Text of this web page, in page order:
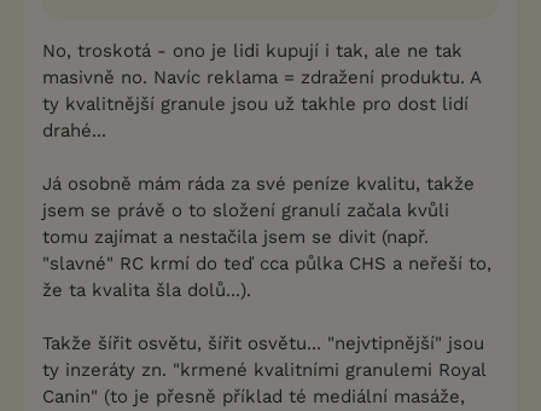
No, troskotá - ono je lidi kupují i tak, ale ne tak
masivně no. Navíc reklama = zdražení produktu. A
ty kvalitnější granule jsou už takhle pro dost lidí
drahé...
Já osobně mám ráda za své peníze kvalitu, takže
jsem se právě o to složení granulí začala kvůli
tomu zajímat a nestačila jsem se divit (např.
"slavné" RC krmí do teď cca půlka CHS a neřeší to,
že ta kvalita šla dolů...).
Takže šířit osvětu, šířit osvětu... "nejvtipnější" jsou
ty inzeráty zn. "krmené kvalitními granulemi Royal
Canin" (to je přesně příklad té mediální masáže,